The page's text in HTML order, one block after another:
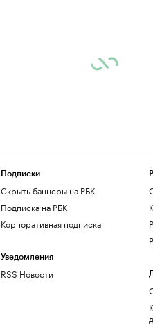
Подписки
Скрыть баннеры на РБК
Подписка на РБК
Корпоративная подписка
Уведомления
RSS Новости